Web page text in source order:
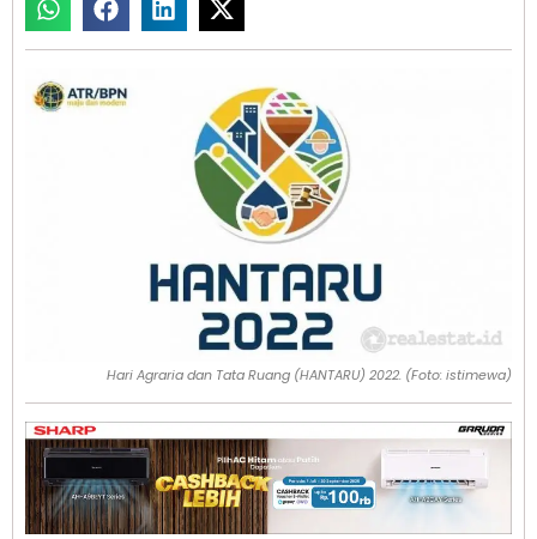
Hari Agraria dan Tata Ruang (HANTARU) 2022. (Foto: istimewa)